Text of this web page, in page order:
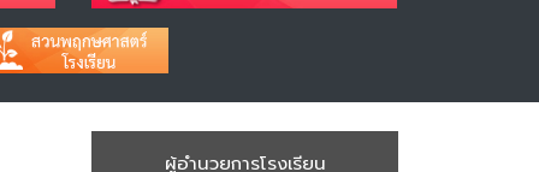
ผู้อำนวยการโรงเรียน